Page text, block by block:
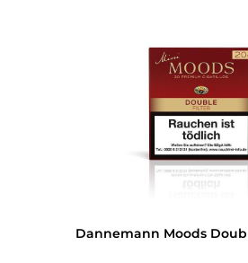
Dannemann Moods